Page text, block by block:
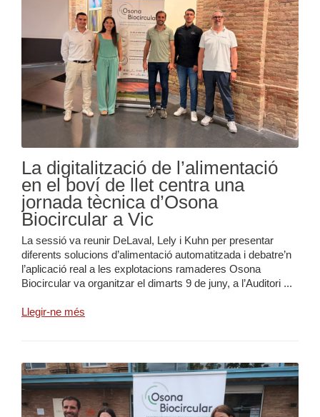
La digitalització de l’alimentació
en el boví de llet centra una
jornada tècnica d’Osona
Biocircular a Vic
La sessió va reunir DeLaval, Lely i Kuhn per presentar
diferents solucions d’alimentació automatitzada i debatre’n
l’aplicació real a les explotacions ramaderes Osona
Biocircular va organitzar el dimarts 9 de juny, a l’Auditori ...
Llegir-ne més